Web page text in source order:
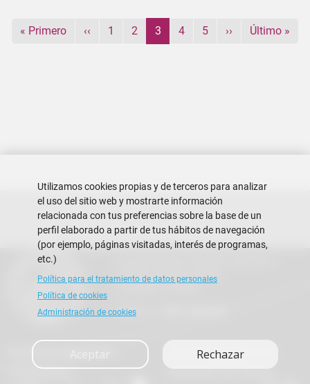
Primera página
« Primero Página anterior
‹‹ Página
1 Página
2 Página actual
3 Página
4 Página
5 Siguiente página
›› Última
Último »
Utilizamos cookies propias y de terceros para analizar
el uso del sitio web y mostrarte información
relacionada con tus preferencias sobre la base de un
perfil elaborado a partir de tus hábitos de navegación
(por ejemplo, páginas visitadas, interés de programas,
etc.)
Política para el tratamiento de datos personales
Política de cookies
Administración de cookies
Rechazar
Campus Gustavo Galindo
Guayaquil - Ecuador
Teléfono:
Buzón de sugerencias
Contáctanos
Preguntas Frecuentes